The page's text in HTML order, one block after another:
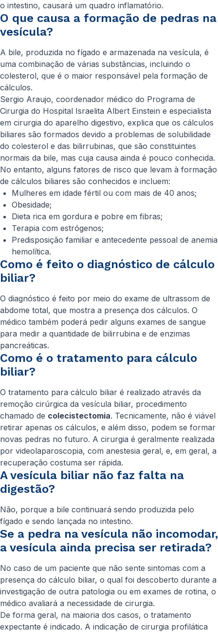
o intestino, causará um quadro inflamatório.
O que causa a formação de pedras na
vesícula?
A bile, produzida no fígado e armazenada na vesícula, é
uma combinação de várias substâncias, incluindo o
colesterol, que é o maior responsável pela formação de
cálculos.
Sergio Araujo, coordenador médico do Programa de
Cirurgia do Hospital Israelita Albert Einstein e especialista
em cirurgia do aparelho digestivo, explica que os cálculos
biliares são formados devido a problemas de solubilidade
do colesterol e das bilirrubinas, que são constituintes
normais da bile, mas cuja causa ainda é pouco conhecida.
No entanto, alguns fatores de risco que levam à formação
de cálculos biliares são conhecidos e incluem:
Mulheres em idade fértil ou com mais de 40 anos;
Obesidade;
Dieta rica em gordura e pobre em fibras;
Terapia com estrógenos;
Predisposição familiar e antecedente pessoal de anemia
hemolítica.
Como é feito o diagnóstico de cálculo
biliar?
O diagnóstico é feito por meio do exame de ultrassom de
abdome total, que mostra a presença dos cálculos. O
médico também poderá pedir alguns exames de sangue
para medir a quantidade de bilirrubina e de enzimas
pancreáticas.
Como é o tratamento para cálculo
biliar?
O tratamento para cálculo biliar é realizado através da
remoção cirúrgica da vesícula biliar, procedimento
chamado de colecistectomia. Tecnicamente, não é viável
retirar apenas os cálculos, e além disso, podem se formar
novas pedras no futuro. A cirurgia é geralmente realizada
por videolaparoscopia, com anestesia geral, e, em geral, a
recuperação costuma ser rápida.
A vesícula biliar não faz falta na
digestão?
Não, porque a bile continuará sendo produzida pelo
fígado e sendo lançada no intestino.
Se a pedra na vesícula não incomodar,
a vesícula ainda precisa ser retirada?
No caso de um paciente que não sente sintomas com a
presença do cálculo biliar, o qual foi descoberto durante a
investigação de outra patologia ou em exames de rotina, o
médico avaliará a necessidade de cirurgia.
De forma geral, na maioria dos casos, o tratamento
expectante é indicado. A indicação de cirurgia profilática